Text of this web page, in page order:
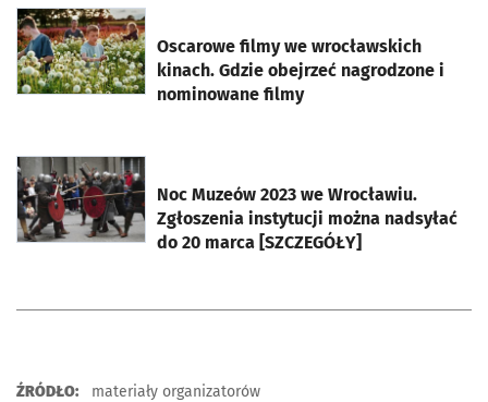
Oscarowe filmy we wrocławskich
kinach. Gdzie obejrzeć nagrodzone i
nominowane filmy
otworzy się w nowej karcie
Noc Muzeów 2023 we Wrocławiu.
Zgłoszenia instytucji można nadsyłać
do 20 marca [SZCZEGÓŁY]
otworzy się w nowej karcie
ŹRÓDŁO: materiały organizatorów